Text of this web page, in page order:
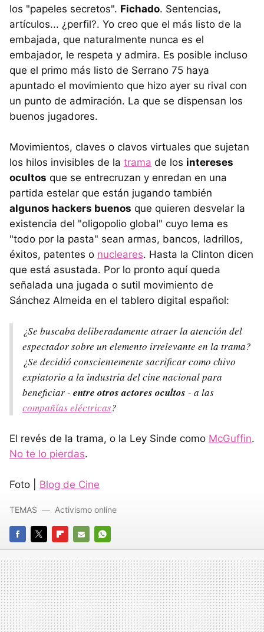
los "papeles secretos". Fichado. Sentencias,
artículos... ¿perfil?. Yo creo que el más listo de la
embajada, que naturalmente nunca es el
embajador, le respeta y admira. Es posible incluso
que el primo más listo de Serrano 75 haya
apuntado el movimiento que hizo ayer su rival con
un punto de admiración. La que se dispensan los
buenos jugadores.
Movimientos, claves o clavos virtuales que sujetan
los hilos invisibles de la trama de los intereses
ocultos que se entrecruzan y enredan en una
partida estelar que están jugando también
algunos hackers buenos que quieren desvelar la
existencia del "oligopolio global" cuyo lema es
"todo por la pasta" sean armas, bancos, ladrillos,
éxitos, patentes o nucleares. Hasta la Clinton dicen
que está asustada. Por lo pronto aquí queda
señalada una jugada o sutil movimiento de
Sánchez Almeida en el tablero digital español:
¿Se buscaba deliberadamente atraer la atención del
espectador sobre un elemento irrelevante en la trama?
¿Se decidió conscientemente sacrificar como chivo
expiatorio a la industria del cine nacional para
beneficiar - entre otros actores ocultos - a las
compañías eléctricas?
El revés de la trama, o la Ley Sinde como McGuffin.
No te lo pierdas.
Foto | Blog de Cine
FACEBOOK
TWITTERFLIPBOARD
E-
MAIL
WHATSAPP
TEMAS Activismo online